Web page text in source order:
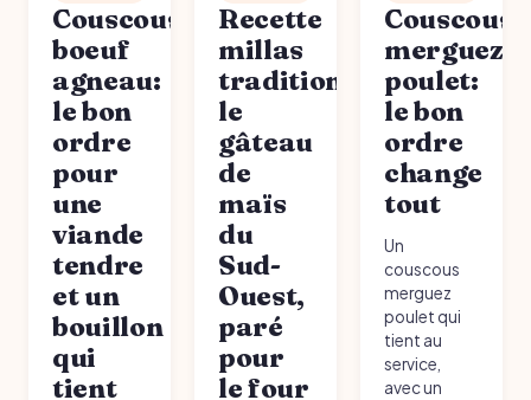
Couscous
boeuf
agneau:
le bon
ordre
pour
une
viande
tendre
et un
bouillon
qui
tient
Recette
millas
traditionnel:
le
gâteau
de
maïs
du
Sud-
Ouest,
paré
pour
le four
Couscous
merguez
poulet:
le bon
ordre
change
tout
Un
couscous
merguez
poulet qui
tient au
service,
avec un